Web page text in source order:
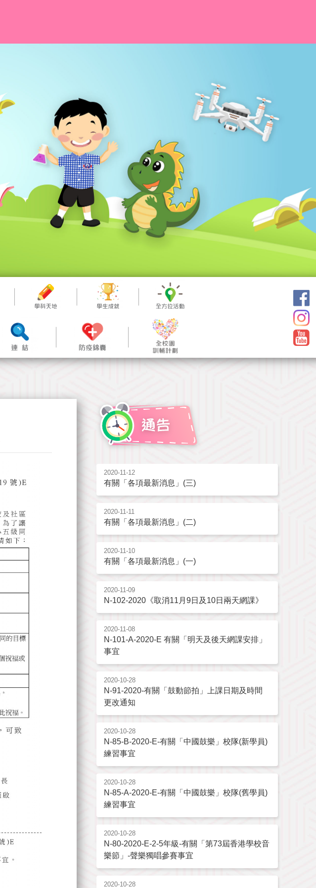
2020-11-12
有關「各項最新消息」(三)
2020-11-11
有關「各項最新消息」(二)
2020-11-10
有關「各項最新消息」(一)
2020-11-09
N-102-2020《取消11月9日及10日兩天網課》
2020-11-08
N-101-A-2020-E 有關「明天及後天網課安排」
事宜
2020-10-28
N-91-2020-有關「鼓動節拍」上課日期及時間
更改通知
2020-10-28
N-85-B-2020-E-有關「中國鼓樂」校隊(新學員)
練習事宜
2020-10-28
N-85-A-2020-E-有關「中國鼓樂」校隊(舊學員)
練習事宜
2020-10-28
N-80-2020-E-2-5年級-有關「第73屆香港學校音
樂節」-聲樂獨唱參賽事宜
2020-10-28